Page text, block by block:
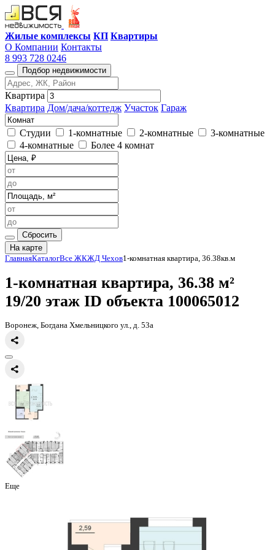
Жилые комплексы КП Квартиры
О Компании Контакты
8 993 728 0246
Подбор недвижимости
Квартира
Квартира Дом/дача/коттедж Участок Гараж
Студии 1-комнатные 2-комнатные
3-комнатные
4-комнатные
Более 4 комнат
Сбросить
На карте
Главная КаталогВсе ЖКЖД Чехов
1-комнатная квартира, 36.38
19/20 этаж
Воронеж, Богдана Хмельницкого ул., д. 53а